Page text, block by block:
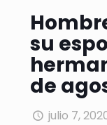
su
de
julio 7,